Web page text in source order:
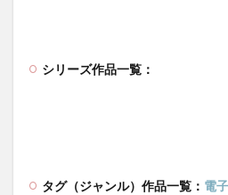
シリーズ作品一覧：
タグ（ジャンル）作品一覧： 電